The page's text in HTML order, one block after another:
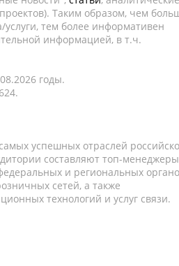
Таким образом, чем
тем более информативен
информацией, в т.ч.
годы.
успешных отраслей
составляют топ-
и региональных
сетей, а также
технологий и услуг связи.